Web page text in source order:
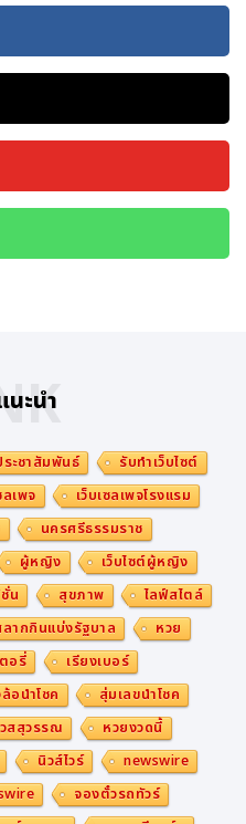
ะนำ
ะชาสัมพันธ์
รับทำเว็บไซต์
ลเพจ
เว็บเซลเพจโรงแรม
นครศรีธรรมราช
ผู้หญิง
เว็บไซต์ผู้หญิง
น สุขภาพ
ไลฟ์สไตล์
ากกินแบ่งรัฐบาล
หวย
อรี่
เรียงเบอร์
อนำโชค
สุ่มเลขนำโชค
วสสุวรรณ
หวยงวดนี้
นิวส์ไวร์
newswire
จองตั๋วรถทัวร์